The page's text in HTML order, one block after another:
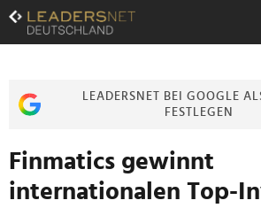
Zum
Inhalt
Zur
Zur
LEADERSNET BEI GOOGLE
FESTLEGEN
Finmatics gewinnt
internationalen Top-